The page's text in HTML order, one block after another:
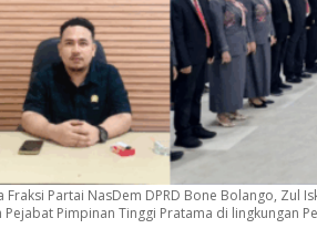
Fraksi Partai NasDem DPRD Bone Bolango, Zul
Pejabat Pimpinan Tinggi Pratama di lingkungan